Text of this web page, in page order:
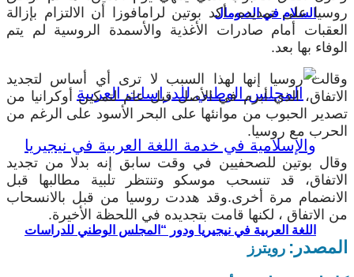
السلام في الصومال
اللغة العربية في نيجيريا ودور “المجلس الوطني للدراسات
روسيا على تمديده، أكد بوتين لرامافوزا أن الالتزام بإزالة
العقبات أمام صادرات الأغذية والأسمدة الروسية لم يتم
الوفاء بها بعد.
وقالت روسيا إنها لهذا السبب لا ترى أي أساس لتجديد
الاتفاق، الذي أبرم في الأصل قبل عام لتمكين أوكرانيا من
تصدير الحبوب من موانئها على البحر الأسود على الرغم من
الحرب مع روسيا.
وقال بوتين للصحفيين في وقت سابق إنه بدلا من تجديد
الاتفاق، قد تنسحب موسكو وتنتظر تلبية مطالبها قبل
الانضمام مرة أخرى.وقد هددت روسيا من قبل بالانسحاب
من الاتفاق ، لكنها قامت بتجديده في اللحظة الأخيرة.
المصدر: رويترز